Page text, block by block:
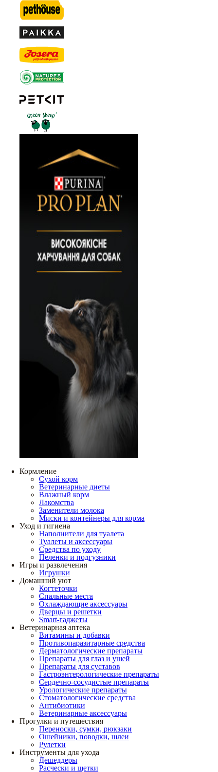
Кормление
Сухой корм
Ветеринарные диеты
Влажный корм
Лакомства
Заменители молока
Миски и контейнеры для корма
Уход и гигиена
Наполнители для туалета
Туалеты и аксессуары
Средства по уходу
Пеленки и подгузники
Игры и развлечения
Игрушки
Домашний уют
Когтеточки
Спальные места
Охлаждающие аксессуары
Дверцы и решетки
Smart-гаджеты
Ветеринарная аптека
Витамины и добавки
Противопаразитарные средства
Дерматологические препараты
Препараты для глаз и ушей
Препараты для суставов
Гастроэнтерологические препараты
Сердечно-сосудистые препараты
Урологические препараты
Стоматологические средства
Антибиотики
Ветеринарные аксессуары
Прогулки и путешествия
Переноски, сумки, рюкзаки
Ошейники, поводки, шлеи
Рулетки
Инструменты для ухода
Дешеддеры
Расчески и щетки